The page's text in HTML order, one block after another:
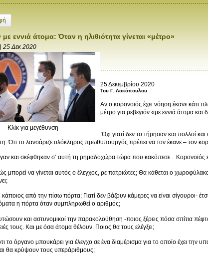
με εννιά άτομα: Όταν η ηλιθιότητα γίνεται «μέτρο»
25 Δεκ 2020
Κλίκ για μεγέθυνση
25 Δεκεμβρίου 2020
Του Γ. Λακόπουλου
Αν ο κορονοϊός έχει νόηση έκανε κάτι
μέτρο για ρεβεγιόν «με εννιά άτομα και
Όχι γιατί δεν το τήρησαν και πολλοί
Ότι το λανσάριζε ολόκληρος πρωθυπουργός πρέπει να τον έκανε – τον
και σκέφθηκαν σ’ αυτή τη ρημαδοχώρα τώρα που κακόπεσε . Κορονοϊός
μπορεί να γίνεται αυτός ο έλεγχος, ρε πατριώτες; Θα κάθεται ο
κάποιος από την πίσω πόρτα; Γιατί δεν βάζουν κάμερες να είναι σίγουροι-
η πόρτα όταν συμπληρωθεί ο αριθμός;
και αστυνομικοί την παρακολούθηση -ποιος ξέρεις πόσα σπίτια
τους. Και με όσα άτομα θέλουν. Ποιος θα τους ελέγξει;
το όργανο μπουκάρει για έλεγχο σε ένα διαμέρισμα για το οποίο έχει
θα κρύψουν τους υπεράριθμους;